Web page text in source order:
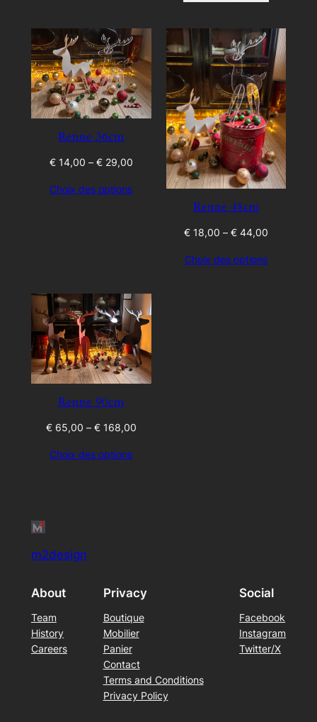
Renne 36cm
€14,00 – €29,00Price
€ 14,00
Choix des options
Renne 48cm
€18,00 – €44,00Price
€ 18,00
Choix des options
Renne 90cm
€65,00 – €168,00Price
Choix des options
m2design
About
Team
History
Careers
Privacy
Boutique
Mobilier
Panier
Contact
Terms and Conditions
Privacy Policy
Social
Facebook
Instagram
Twitter/X